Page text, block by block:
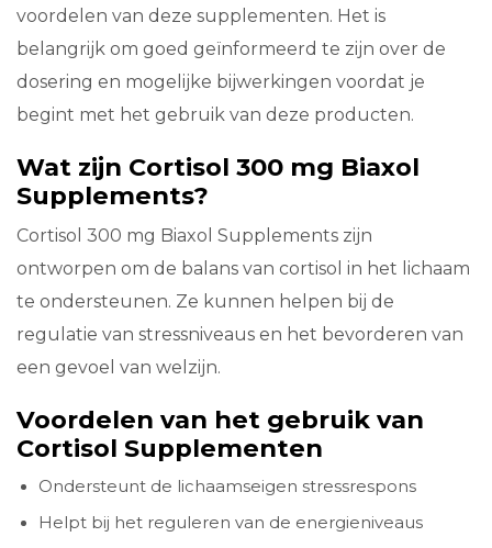
voordelen van deze supplementen. Het is
belangrijk om goed geïnformeerd te zijn over de
dosering en mogelijke bijwerkingen voordat je
begint met het gebruik van deze producten.
Wat zijn Cortisol 300 mg Biaxol
Supplements?
Cortisol 300 mg Biaxol Supplements zijn
ontworpen om de balans van cortisol in het lichaam
te ondersteunen. Ze kunnen helpen bij de
regulatie van stressniveaus en het bevorderen van
een gevoel van welzijn.
Voordelen van het gebruik van
Cortisol Supplementen
Ondersteunt de lichaamseigen stressrespons
Helpt bij het reguleren van de energieniveaus